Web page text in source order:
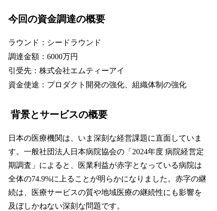
今回の資金調達の概要
ラウンド：シードラウンド
調達金額：6000万円
引受先：株式会社エムティーアイ
資金使途：プロダクト開発の強化、組織体制の強化
背景とサービスの概要
日本の医療機関は、いま深刻な経営課題に直面していま
す。一般社団法人日本病院協会の「2024年度 病院経営定
期調査」によると、医業利益が赤字となっている病院は
全体の74.9%に上ることが明らかになりました。赤字の継
続は、医療サービスの質や地域医療の継続性にも影響を
及ぼしかねない深刻な問題です。